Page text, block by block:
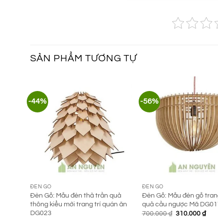
SẢN PHẨM TƯƠNG TỰ
-44%
ĐÈN GỖ
Đèn Gỗ: Mẫu đèn thả trần quả
thông kiểu mới trang trí quán ăn
DG023
-56%
ĐÈN GỖ
Đèn Gỗ: Mẫu đèn gỗ
quả cầu ngược Mã
700.000₫ Giá
310.000 ₫Giá